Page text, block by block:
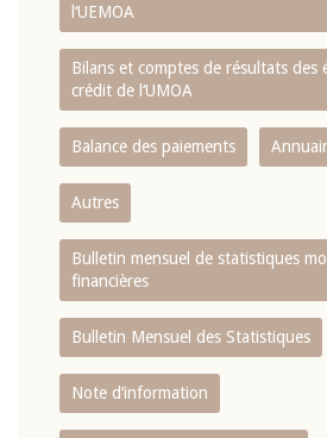
l‘UEMOA
Bilans et comptes de résultats des
crédit de l‘UMOA
Balance des paiements
Autres
Bulletin mensuel de statistiques
financières
Bulletin Mensuel des Statistiques
Note d’information